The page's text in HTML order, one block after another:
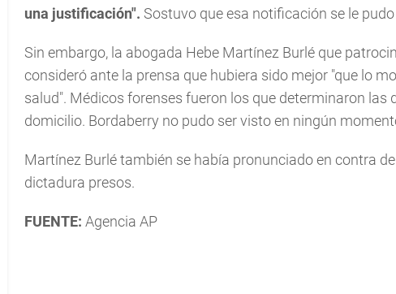
una justificación". Sostuvo que esa notificación se le
Sin embargo, la abogada Hebe Martínez Burlé que
consideró ante la prensa que hubiera sido mejor "que lo
salud". Médicos forenses fueron los que determinaron las
domicilio. Bordaberry no pudo ser visto en ningún
Martínez Burlé también se había pronunciado en contra
dictadura presos.
FUENTE: Agencia AP